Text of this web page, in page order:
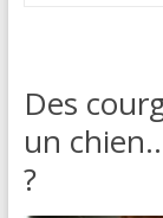
Des
un
?